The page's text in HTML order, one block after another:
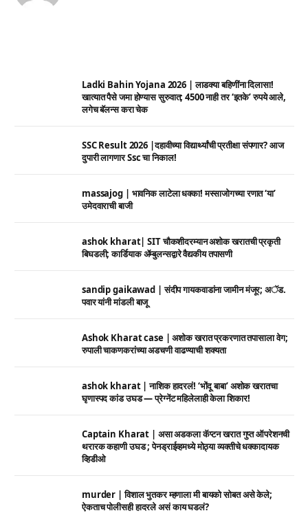
Ladki Bahin Yojana 2026 | लाडक्या बहिणींना दिलासा!
खात्यात पैसे जमा होण्यास सुरुवात; 4500 नाही तर ‘इतके’ रुपये आले,
लगेच बॅलन्स करा चेक
SSC Result 2026 |दहावीच्या विद्यार्थ्यांची प्रतीक्षा संपणार? आज
दुपारी लागणार Ssc चा निकाल!
massajog | भावनिक लाटेला धक्का! मस्साजोगच्या रणात ‘या’
उमेदवाराची बाजी
ashok kharat| SIT चौकशीदरम्यान अशोक खरातची प्रकृती
बिघडली; कार्डियाक ॲम्बुलन्सद्वारे वैद्यकीय तपासणी
sandip gaikawad | संदीप गायकवाडांना जामीन मंजूर; अॅड.
पवार यांनी मांडली बाजू
Ashok Kharat case | अशोक खरात प्रकरणात तपासाला वेग;
रुपाली चाकणकरांच्या अडचणी वाढण्याची शक्यता
ashok kharat | नाशिक हादरलं! ‘भोंदू बाबा’ अशोक खरातचा
घृणास्पद कांड उघड — प्रेग्नेंट महिलेलाही केला शिकार!
Captain Kharat | असा अडकला कॅप्टन खरात गुप्त ऑपरेशनची
थरारक कहाणी उघड ; पेनड्राईव्हमध्ये मोठ्या व्यक्तीचे धक्कादायक
व्हिडीओ
murder | विशाल भुतकर म्हणाला मी बायको सोबत असे केले;
ऐकताच पोलीसही हादरले असं काय घडलं?